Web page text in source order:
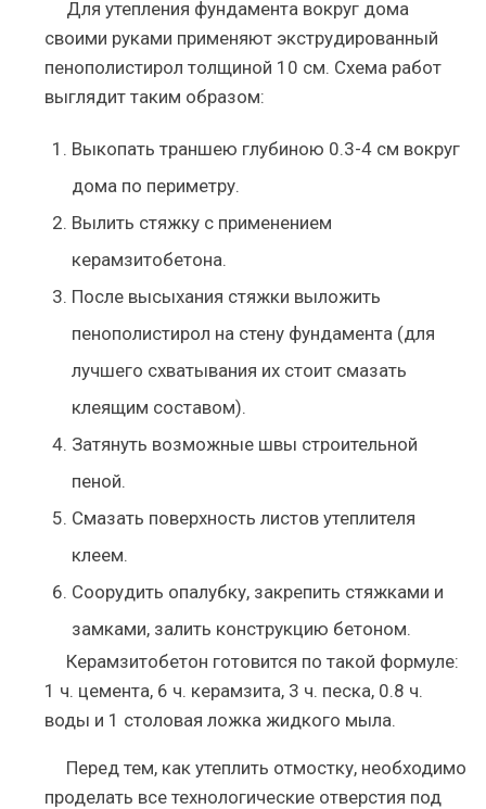
Для утепления фундамента вокруг дома
своими руками применяют экструдированный
пенополистирол толщиной 10 см. Схема работ
выглядит таким образом:
Выкопать траншею глубиною 0.3-4 см вокруг
дома по периметру.
Вылить стяжку с применением
керамзитобетона.
После высыхания стяжки выложить
пенополистирол на стену фундамента (для
лучшего схватывания их стоит смазать
клеящим составом).
Затянуть возможные швы строительной
пеной.
Смазать поверхность листов утеплителя
клеем.
Соорудить опалубку, закрепить стяжками и
замками, залить конструкцию бетоном.
Керамзитобетон готовится по такой формуле:
1 ч. цемента, 6 ч. керамзита, 3 ч. песка, 0.8 ч.
воды и 1 столовая ложка жидкого мыла.
Перед тем, как утеплить отмостку, необходимо
проделать все технологические отверстия под